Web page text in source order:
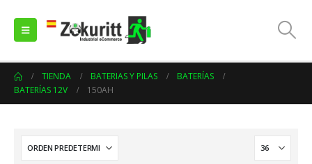
TIENDA BATERIAS Y PILAS
BATERÍAS
BATERÍAS 12V
150AH